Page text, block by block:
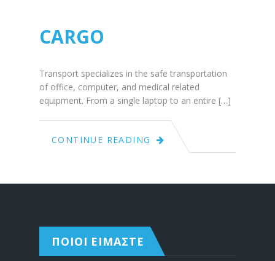
CARGO
Transport specializes in the safe transportation
of office, computer, and medical related
equipment. From a single laptop to an entire […]
CONTINUE READING
ΠΟΙΟΙ ΕΙΜΑΣΤΕ